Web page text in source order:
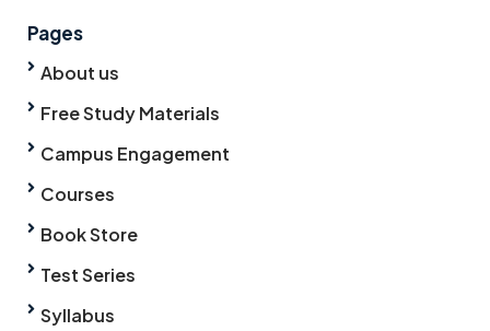
Pages
About us
Free Study Materials
Campus Engagement
Courses
Book Store
Test Series
Syllabus